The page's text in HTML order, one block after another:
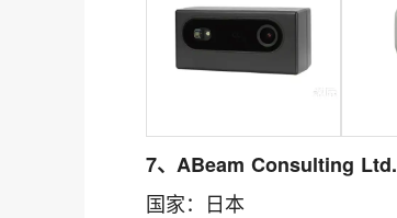
7、ABeam Consulting Ltd.
国家：日本